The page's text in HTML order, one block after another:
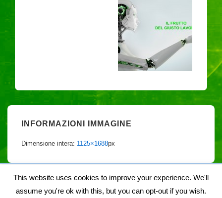
INFORMAZIONI IMMAGINE
Dimensione intera: 1125×1688px
Copyright © 2026Noiegaia | Sviluppato daTema responsive
This website uses cookies to improve your experience. We'll
assume you're ok with this, but you can opt-out if you wish.